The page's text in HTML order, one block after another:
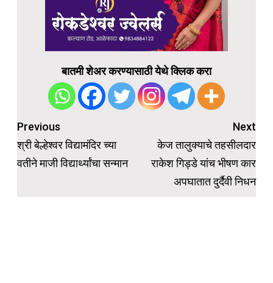
बातमी शेअर करण्यासाठी येथे क्लिक करा
Post
navigation
Previous
श्री बेल्हेश्वर विद्यामंदिर च्या
वतीने माजी विद्यार्थ्यांचा सन्मान
Next
केज तालुक्याचे तहसीलदार
राकेश गिड्डे यांच भीषण कार
अपघातात दुर्दैवी निधन